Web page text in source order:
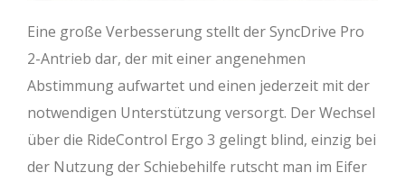
Eine große Verbesserung stellt der SyncDrive Pro
2-Antrieb dar, der mit einer angenehmen
Abstimmung aufwartet und einen jederzeit mit der
notwendigen Unterstützung versorgt. Der Wechsel
über die RideControl Ergo 3 gelingt blind, einzig bei
der Nutzung der Schiebehilfe rutscht man im Eifer